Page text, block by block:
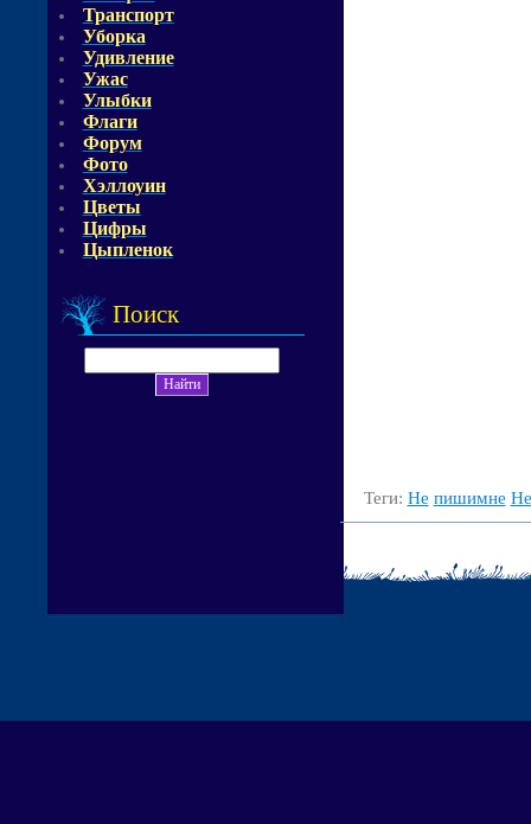
Транспорт
Уборка
Удивление
Ужас
Улыбки
Флаги
Форум
Фото
Хэллоуин
Цветы
Цифры
Цыпленок
Поиск
Теги: Не пишимне Не